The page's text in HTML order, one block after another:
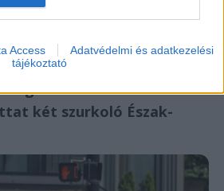
Access
Adatvédelmi és adatkezelési
tájékoztató
Golffal követi a
két szurkoló Észak-